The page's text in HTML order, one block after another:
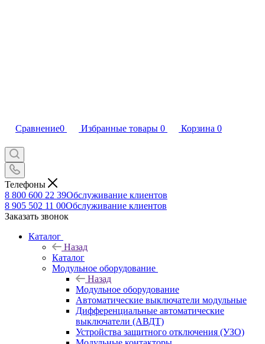
Сравнение0 Избранные товары 0 Корзина 0
Телефоны
8 800 600 22 39Обслуживание клиентов
8 905 502 11 00Обслуживание клиентов
Заказать звонок
Каталог
Назад
Каталог
Модульное оборудование
Назад
Модульное оборудование
Автоматические выключатели модульные
Дифференциальные автоматические
выключатели (АВДТ)
Устройства защитного отключения (УЗО)